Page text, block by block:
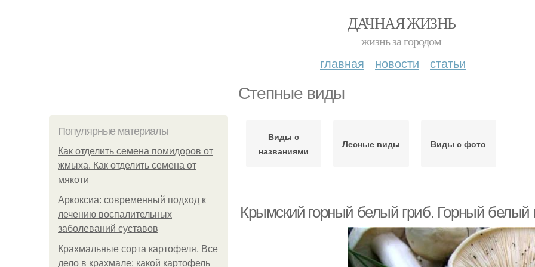
ДАЧНАЯ ЖИЗНЬ
жизнь за городом
главная новости статьи
Степные виды
Популярные материалы
Как отделить семена помидоров от
жмыха. Как отделить семена от
мякоти
Аркоксиа: современный подход к
лечению воспалительных
заболеваний суставов
Крахмальные сорта картофеля. Все
дело в крахмале: какой картофель
Виды с
названиями
Лесные виды Виды с фото
Крымский горный белый гриб. Горный белый